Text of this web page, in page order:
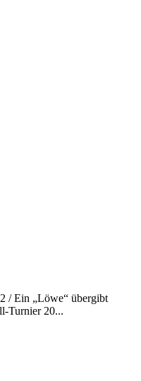
2 / Ein „Löwe“ übergibt
Turnier 20...